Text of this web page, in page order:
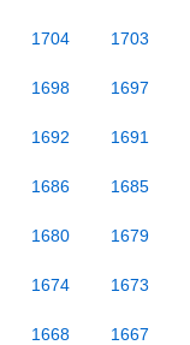
1704 1703
1698 1697
1692 1691
1686 1685
1680 1679
1674 1673
1668 1667